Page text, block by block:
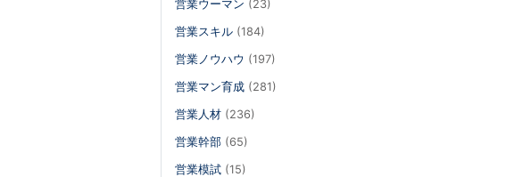
営業ウーマン (23)
営業スキル (184)
営業ノウハウ (197)
営業マン育成 (281)
営業人材 (236)
営業幹部 (65)
営業模試 (15)